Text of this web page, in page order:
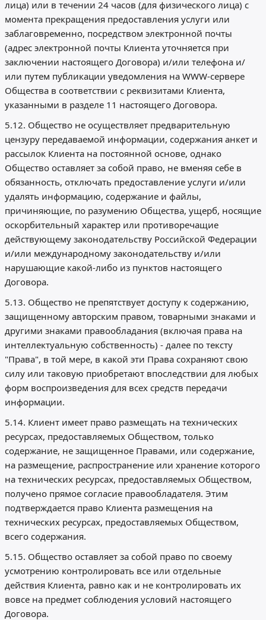
лица) или в течении 24 часов (для физического лица) с
момента прекращения предоставления услуги или
заблаговременно, посредством электронной почты
(адрес электронной почты Клиента уточняется при
заключении настоящего Договора) и/или телефона и/
или путем публикации уведомления на WWW-сервере
Общества в соответствии с реквизитами Клиента,
указанными в разделе 11 настоящего Договора.
5.12. Общество не осуществляет предварительную
цензуру передаваемой информации, содержания анкет и
рассылок Клиента на постоянной основе, однако
Общество оставляет за собой право, не вменяя себе в
обязанность, отключать предоставление услуги и/или
удалять информацию, содержание и файлы,
причиняющие, по разумению Общества, ущерб, носящие
оскорбительный характер или противоречащие
действующему законодательству Российской Федерации
и/или международному законодательству и/или
нарушающие какой-либо из пунктов настоящего
Договора.
5.13. Общество не препятствует доступу к содержанию,
защищенному авторским правом, товарными знаками и
другими знаками правообладания (включая права на
интеллектуальную собственность) - далее по тексту
"Права", в той мере, в какой эти Права сохраняют свою
силу или таковую приобретают впоследствии для любых
форм воспроизведения для всех средств передачи
информации.
5.14. Клиент имеет право размещать на технических
ресурсах, предоставляемых Обществом, только
содержание, не защищенное Правами, или содержание,
на размещение, распространение или хранение которого
на технических ресурсах, предоставляемых Обществом,
получено прямое согласие правообладателя. Этим
подтверждается право Клиента размещения на
технических ресурсах, предоставляемых Обществом,
всего содержания.
5.15. Общество оставляет за собой право по своему
усмотрению контролировать все или отдельные
действия Клиента, равно как и не контролировать их
вовсе на предмет соблюдения условий настоящего
Договора.